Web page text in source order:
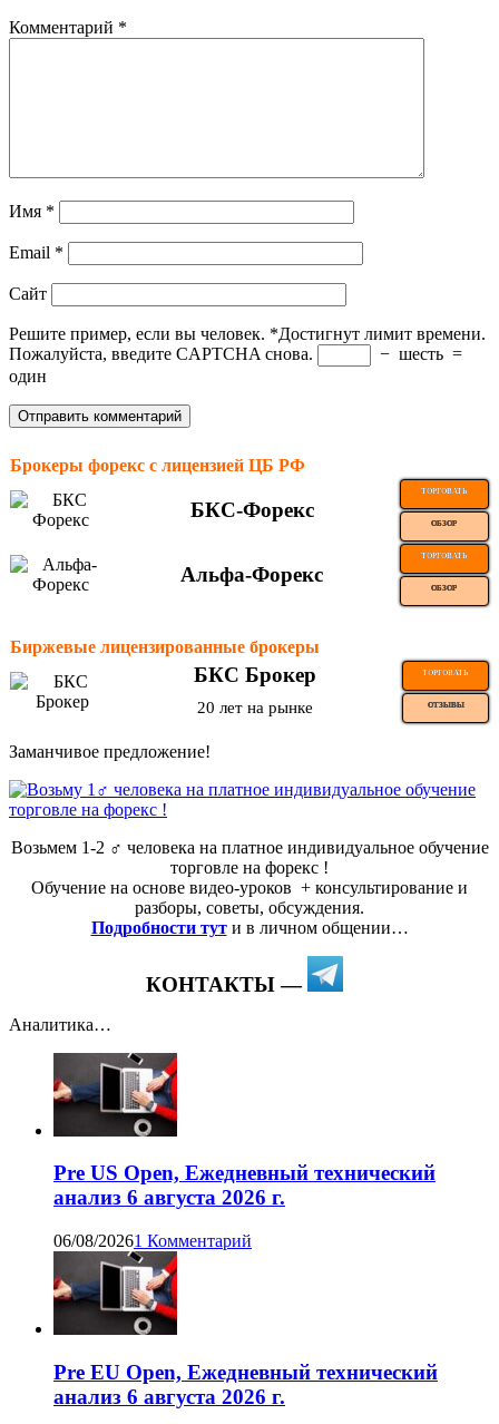
Комментарий *
Имя *
Email *
Сайт
Решите пример, если вы человек. *Достигнут лимит времени.
Пожалуйста, введите CAPTCHA снова.
− шесть =
один
Брокеры форекс с лицензией ЦБ РФ
БКС-Форекс
ТОРГОВАТЬ
ОБЗОР
Альфа-Форекс
ТОРГОВАТЬ
ОБЗОР
Биржевые лицензированные брокеры
БКС Брокер ТОРГОВАТЬ
20 лет на рынке ОТЗЫВЫ
Заманчивое предложение!
Возьмем 1-2 ‍♂️ человека на платное индивидуальное обучение
торговле на форекс !
Обучение на основе видео-уроков ️ + консультирование и
разборы, советы, обсуждения.
Подробности тут и в личном общении…
КОНТАКТЫ —
Аналитика…
Pre US Open, Ежедневный технический
анализ 6 августа 2026 г.
06/08/20261 Комментарий
Pre EU Open, Ежедневный технический
анализ 6 августа 2026 г.